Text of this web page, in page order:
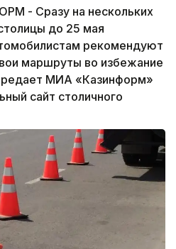
- Сразу на нескольких
до 25 мая
рекомендуют
маршруты во избежание
МИА «Казинформ»
сайт столичного